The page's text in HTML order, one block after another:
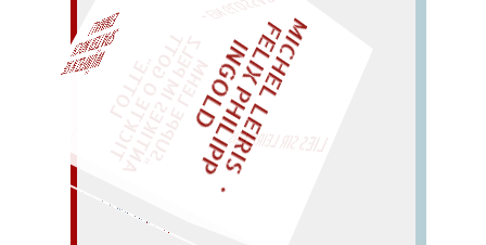
„
S
U
P
P
E
L
E
H
M
A
N
T
I
K
E
S
I
M
P
E
L
Z
T
I
C
K
T
E
O
G
O
T
T
L
O
T
T
E
TRISTAN
ist ein Star! (stirbt als
Narr
…). – Naht sirrt!
M
I
C
H
E
L
L
E
I
R
I
S
・
F
E
L
I
X
P
H
I
L
I
P
P
I
N
G
O
L
D LIES SIR LEIRIS LEIS
AL!